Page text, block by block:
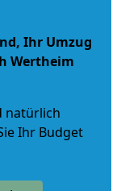
Ihr Umzug
Wertheim
natürlich
Ihr Budget